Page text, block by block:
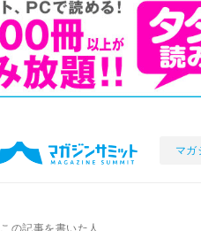
マガ
この記事を書いた人